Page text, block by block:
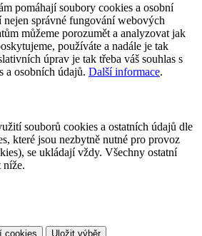
pomáhají soubory cookies a osobní
správné fungování webových
můžeme porozumět a analyzovat jak
používáte a nadále je tak
úprav je tak třeba váš souhlas s
a osobních údajů. Další informace.
souborů cookies a ostatních údajů dle
které jsou nezbytně nutné pro provoz
se ukládají vždy. Všechny ostatní
níže.
cookies Uložit výběr